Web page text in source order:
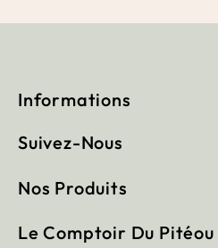
Informations
Suivez-Nous
Nos Produits
Le Comptoir Du Pitéou